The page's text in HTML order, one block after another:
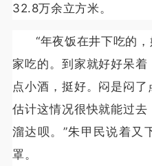
32.8万余立方米。
“年夜饭在井下吃的
家吃的。到家就好好呆
点小酒，挺好。闷是闷了
估计这情况很快就能过
溜达呗。”朱甲民说着又
罩。